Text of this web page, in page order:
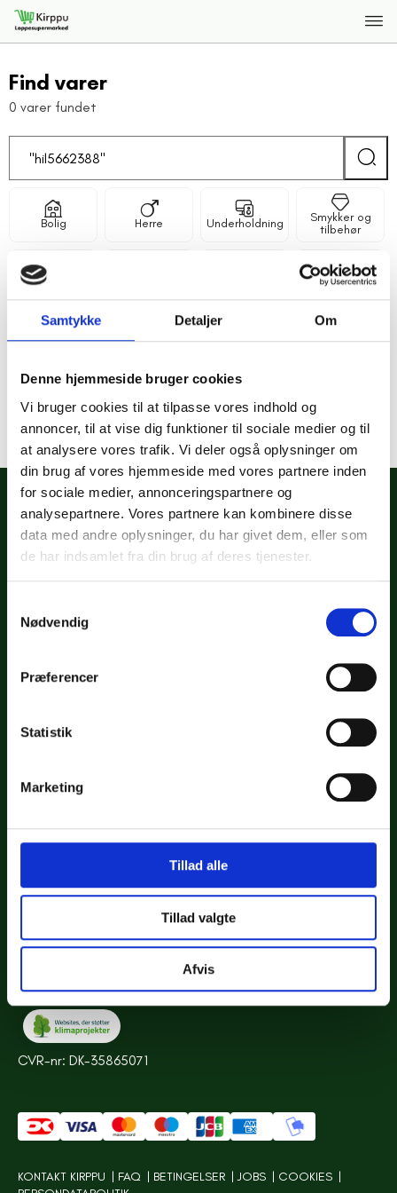
Samtykke Detaljer Om
Denne hjemmeside bruger cookies
Vi bruger cookies til at tilpasse vores indhold og
annoncer, til at vise dig funktioner til sociale medier og til
at analysere vores trafik. Vi deler også oplysninger om
din brug af vores hjemmeside med vores partnere inden
for sociale medier, annonceringspartnere og
analysepartnere. Vores partnere kan kombinere disse
data med andre oplysninger, du har givet dem, eller som
de har indsamlet fra din brug af deres tjenester.
Nødvendig
Præferencer
Statistik
Marketing
Tillad alle
Tillad valgte
Afvis
Find varer
0 varer fundet
Bolig
Dame
Herre Underholdning
Smykker og
tilbehør
Elektronik
"hil5662388"
FØLG OS
KONCEPT
Hvordan fungerer det?
Gode råd
VORES ANSVAR
CSR
CVR-nr: DK-35865071
BOOK STAND
KONTAKT KIRPPU FAQ BETINGELSER JOBS
COOKIES